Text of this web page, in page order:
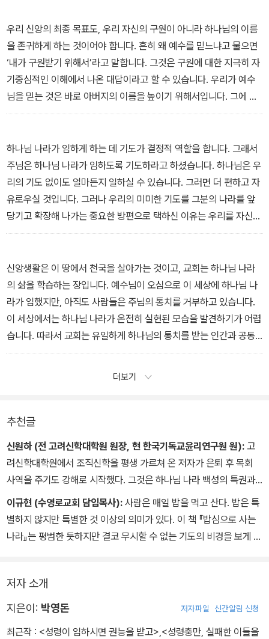
은 일에서까지 아버지께 의존하는 구체적인 믿음을 나타내는 귀한 기
도입니다. 이렇게 아이처럼 하늘 아버지를 전적으로 의지하는 태도는
하나님을 영화롭게 하는 매우 귀한 믿음입니다. _4. 하늘에 계신 우리
아버지
우리 신앙의 최종 목표도, 우리 자신의 구원이 아니라 하나님의 이름
을 존귀하게 하는 것이어야 합니다. 흔히 왜 예수를 믿느냐고 물으면
‘내가 구원받기 위해서’라고 말합니다. 그것은 구원에 대한 지극히 자
기중심적인 이해에서 나온 대답이라고 할 수 있습니다. 우리가 예수
님을 믿는 것은 바로 아버지의 이름을 높이기 위해서입니다. 그에 따
라 전도의 개념도 하나님 중심적으로 전환할 필요가 있습니다. 많은
록 하기 위해 열심히 전도합니다. 물론 그런 동기에서 전도하는 것도
잘못은 아니라고 봅니다. 그러나 우리는 사람들이 예수님을 믿음으로
말미암아 아버지의 이름이 거룩하게 되기를 바라는 더 올바른 열심을
가지고 전도를 해야겠습니다. 사람들을 교회로 불러와 ‘구원’을 받게
하지만, 도리어 그들로 인해 아버지의 이름이 거룩해지기보다 더럽혀
진다면 그 전도는 심각한 문제가 있다고 보아야 합니다. 사실 그것이
니라, 아버지의 이름을 거룩하게 하는 것이 우리의 제일 중요한 목적
입니다. _5. 아름다운 그 이름
하나님 나라가 임하게 하는 데 기도가 결정적 역할을 합니다. 그래서
주님은 하나님 나라가 임하도록 기도하라고 하셨습니다. 하나님은 우
리의 기도 없이도 얼마든지 일하실 수 있습니다. 그러면 더 편하고 자
유로우실 것입니다. 그러나 우리의 미미한 기도를 그분의 나라를 앞
당기고 확장해 나가는 중요한 방편으로 택하신 이유는 우리를 자신과
함께 왕적 권위를 행사하는 자녀로 대우하시기 위해서입니다. 우리도
과 함께 하늘에 앉게 된 것을 구체적으로 체험하는 일입니다. 예수님
과 함께 이 세상을 다스리는 특권을 누리는 것입니다. 기도는 불순종
하는 사람들을 여전히 지배하고 있는 죄와 사탄의 세력을 쫓아내는
하늘의 권세를 이 땅에 풀어 놓는 도구입니다. _6. 가고 싶은 나라
신앙생활은 이 땅에서 천국을 살아가는 것이고, 교회는 하나님 나라
의 삶을 학습하는 장입니다. 예수님이 오심으로 이 세상에 하나님 나
라가 임했지만, 아직도 사람들은 주님의 통치를 거부하고 있습니다.
이 세상에서는 하나님 나라가 온전히 실현된 모습을 발견하기가 어렵
습니다. 따라서 교회는 유일하게 하나님의 통치를 받는 인간과 공동
체의 모습이 어떤 것인지를 보여 주는 하나님 나라의 모델 하우스와
맞추어져야 합니다. 교회가 전파하는 핵심 메시지도, 교회를 움직이
같이 교회가 우선적으로 추구하는 내용이 담겨 있습니다. _7. 그 나라
에서 살아가기
더보기
추천글
신원하 (전 고려신학대학원 원장, 현 한국기독교윤리연구원 원): 고
려신학대학원에서 조직신학을 평생 가르쳐 온 저자가 은퇴 후 목회
사역을 주기도 강해로 시작했다. 그것은 하나님 나라 백성의 특권과
삶의 방식이 주기도 안에 고스란히 녹아 있다는 신학자의 식견 때문
이었을 것이다. 이 책에는 저자의 신학적 통찰과 목회적 안목이 어우
러져 빚어진 독특한 스타일의 메시지가 책 전반에 걸쳐 나타난다. 독
기도의 신학을 쉽게 풀어낸 이 책은, 주님이 가르치신 기도의 본질과
내서가 될 것이다.
이규현 (수영로교회 담임목사): 사람은 매일 밥을 먹고 산다. 밥은 특
별하지 않지만 특별한 것 이상의 의미가 있다. 이 책 『밥심으로 사는
나라』는 평범한 듯하지만 결코 무시할 수 없는 기도의 비경을 보게 한
어, 독자들로 하여금 기도의 깊은 세계로 이끌어 가려는 열정이 묻어
난다. 주기도에 관한 아주 특별한 책이 독자들의 손에 들려지게 되어
저자 소개
지은이: 박영돈 저자파일 신간알림 신청
최근작 : <성령이 임하시면 권능을 받고>,<성령충만, 실패한 이들을